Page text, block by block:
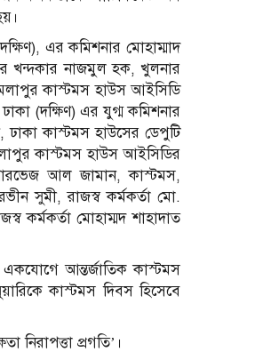
এর কমিশনার মোহাম্মাদ
খন্দকার নাজমুল হক, খুলনার
কাস্টমস হাউস আইসিডি
(দক্ষিণ) এর যুগ্ম কমিশনার
ঢাকা কাস্টমস হাউসের ডেপুটি
কাস্টমস হাউস আইসিডির
আল জামান, কাস্টমস,
সুমী, রাজস্ব কর্মকর্তা মো.
মোহাম্মদ শাহাদাত
একযোগে আন্তর্জাতিক কাস্টমস
কাস্টমস দিবস হিসেবে
নিরাপত্তা প্রগতি’।